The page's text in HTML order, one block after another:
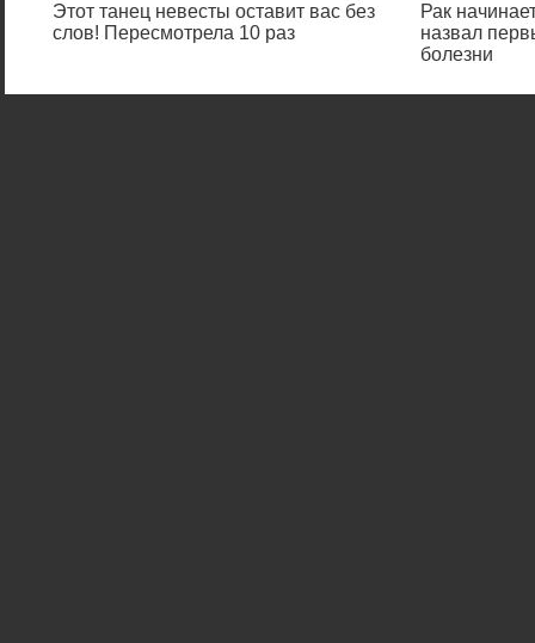
Этот танец невесты оставит вас без
слов! Пересмотрела 10 раз
Рак
назвал
болезни